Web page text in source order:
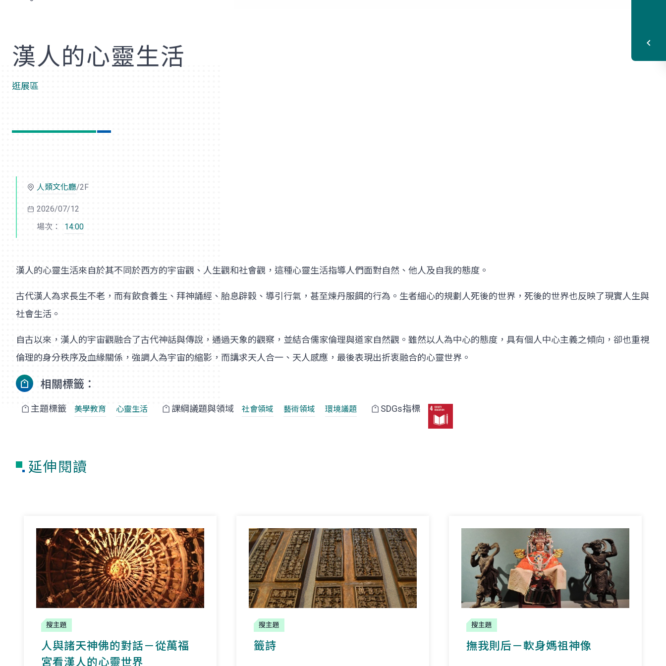
漢人的心靈生活
逛展區
人類文化廳/2F
2026/07/12
場次：
14:00
漢人的心靈生活來自於其不同於西方的宇宙觀、人生觀和社會觀，這種心靈生活指導人們面對自然、他人及自我的態度。
古代漢人為求長生不老，而有飲食養生、拜神誦經、胎息辟穀、導引行氣，甚至煉丹服餌的行為。生者細心的規劃人死後的世界，死後的世界也反映了現實人生與
社會生活。
自古以來，漢人的宇宙觀融合了古代神話與傳說，通過天象的觀察，並結合儒家倫理與道家自然觀。雖然以人為中心的態度，具有個人中心主義之傾向，卻也重視
倫理的身分秩序及血緣關係，強調人為宇宙的縮影，而講求天人合一、天人感應，最後表現出折衷融合的心靈世界。
相關標籤：
主題標籤 美學教育 心靈生活 課綱議題與領域 社會領域 藝術領域 環境議題 SDGs指標
延伸閱讀
搜主題
人與諸天神佛的對話－從萬福
宮看漢人的心靈世界
搜主題
籤詩
搜主題
撫我則后－軟身媽祖神像